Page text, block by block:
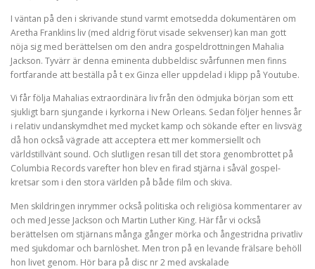
I väntan på den i skrivande stund varmt emotsedda dokumentären om
Aretha Franklins liv (med aldrig förut visade sekvenser) kan man gott
nöja sig med berättelsen om den andra gospeldrottningen Mahalia
Jackson. Tyvärr är denna eminenta dubbeldisc svårfunnen men finns
fortfarande att beställa på t ex Ginza eller uppdelad i klipp på Youtube.
Vi får följa Mahalias extraordinära liv från den ödmjuka början som ett
sjukligt barn sjungande i kyrkorna i New Orleans. Sedan följer hennes år
i relativ undanskymdhet med mycket kamp och sökande efter en livsväg
då hon också vägrade att acceptera ett mer kommersiellt och
världstillvänt sound. Och slutligen resan till det stora genombrottet på
Columbia Records varefter hon blev en firad stjärna i såväl gospel-
kretsar som i den stora världen på både film och skiva.
Men skildringen inrymmer också politiska och religiösa kommentarer av
och med Jesse Jackson och Martin Luther King. Här får vi också
berättelsen om stjärnans många gånger mörka och ångestridna privatliv
med sjukdomar och barnlöshet. Men tron på en levande frälsare behöll
hon livet genom. Hör bara på disc nr 2 med avskalade